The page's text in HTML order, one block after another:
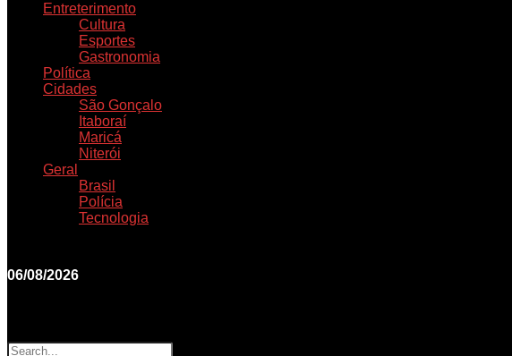
Entreterimento
Cultura
Esportes
Gastronomia
Política
Cidades
São Gonçalo
Itaboraí
Maricá
Niterói
Geral
Brasil
Polícia
Tecnologia
06/08/2026